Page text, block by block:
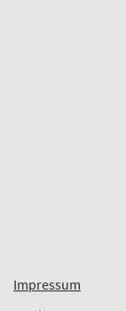
Impressum